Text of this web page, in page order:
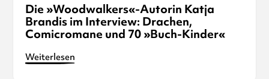
Die »Woodwalkers«-Autorin Katja
Brandis im Interview: Drachen,
Comicromane und 70 »Buch-Kinder«
Weiterlesen